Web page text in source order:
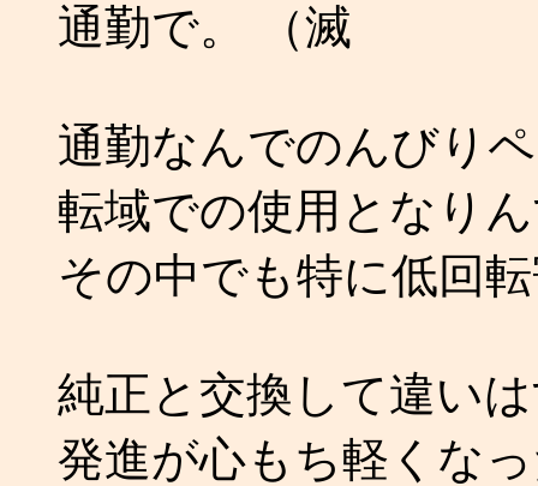
通勤で。 （滅
通勤なんでのんびり
転域での使用となり
その中でも特に低回
純正と交換して違い
発進が心もち軽くな